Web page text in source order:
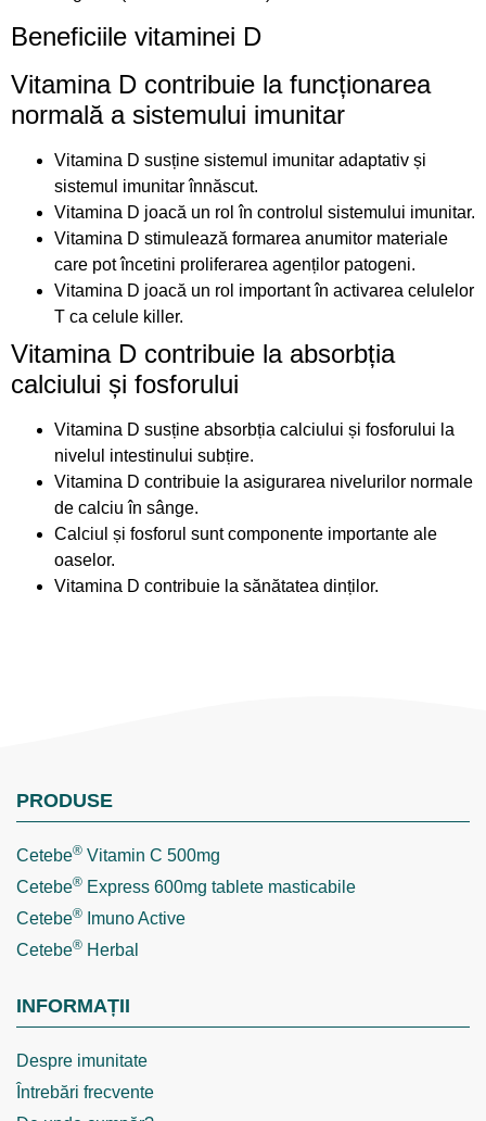
Beneficiile vitaminei D
Vitamina D contribuie la funcționarea
normală a sistemului imunitar
Vitamina D susține sistemul imunitar adaptativ și
sistemul imunitar înnăscut.
Vitamina D joacă un rol în controlul sistemului imunitar.
Vitamina D stimulează formarea anumitor materiale
care pot încetini proliferarea agenților patogeni.
Vitamina D joacă un rol important în activarea celulelor
T ca celule killer.
Vitamina D contribuie la absorbția
calciului și fosforului
Vitamina D susține absorbția calciului și fosforului la
nivelul intestinului subțire.
Vitamina D contribuie la asigurarea nivelurilor normale
de calciu în sânge.
Calciul și fosforul sunt componente importante ale
oaselor.
Vitamina D contribuie la sănătatea dinților.
PRODUSE
Cetebe® Vitamin C 500mg
Cetebe® Express 600mg tablete masticabile
Cetebe®
Imuno Active
Cetebe® Herbal
INFORMAȚII
Despre imunitate
Întrebări frecvente